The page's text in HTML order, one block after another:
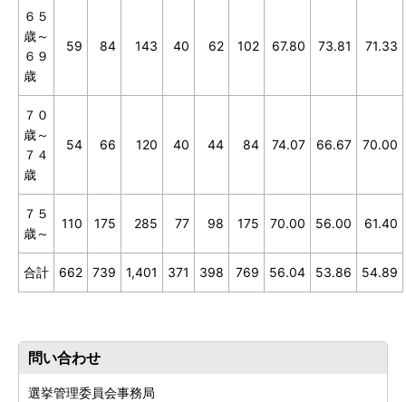
６５
歳～
６９
歳
59 84 143 40 62 102 67.80 73.81 71.33
７０
歳～
７４
歳
54 66 120 40 44 84 74.07 66.67 70.00
７５
歳～
110 175 285 77 98 175 70.00 56.00 61.40
合計 662 739 1,401 371 398 769 56.04 53.86 54.89
問い合わせ
選挙管理委員会事務局